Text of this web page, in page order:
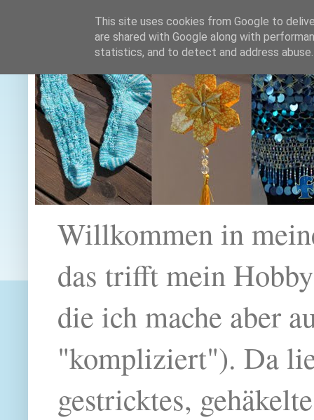
Willkommen in
das trifft mein
die ich mache aber
"kompliziert"). Da
gestricktes,
This site uses cookies from Google to
are shared with Google along with
statistics, and to detect and address abuse.